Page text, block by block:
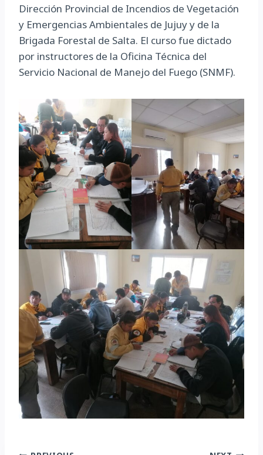
Dirección Provincial de Incendios de Vegetación
y Emergencias Ambientales de Jujuy y de la
Brigada Forestal de Salta. El curso fue dictado
por instructores de la Oficina Técnica del
Servicio Nacional de Manejo del Fuego (SNMF).